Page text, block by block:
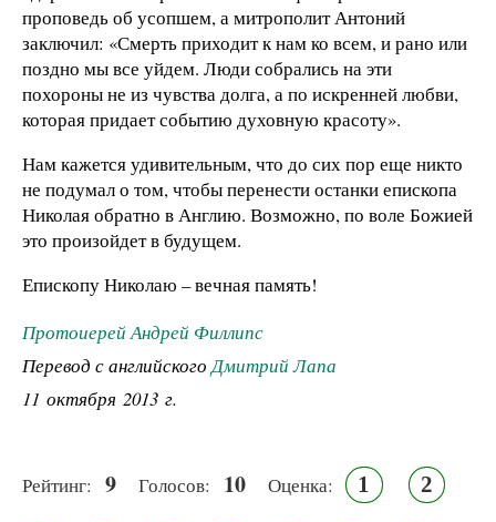
проповедь об усопшем, а митрополит Антоний
заключил: «Смерть приходит к нам ко всем, и рано или
поздно мы все уйдем. Люди собрались на эти
похороны не из чувства долга, а по искренней любви,
которая придает событию духовную красоту».
Нам кажется удивительным, что до сих пор еще никто
не подумал о том, чтобы перенести останки епископа
Николая обратно в Англию. Возможно, по воле Божией
это произойдет в будущем.
Епископу Николаю – вечная память!
Протоиерей Андрей Филлипс
Перевод с английского Дмитрий Лапа
11 октября 2013 г.
Рейтинг: 9 Голосов: 10 Оценка: 1 2